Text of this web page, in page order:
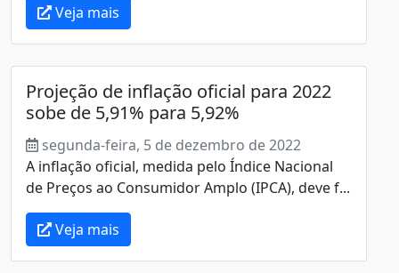
Veja mais
Projeção de inflação oficial para 2022
sobe de 5,91% para 5,92%
segunda-feira, 5 de dezembro de 2022
A inflação oficial, medida pelo Índice Nacional
de Preços ao Consumidor Amplo (IPCA), deve f...
Veja mais